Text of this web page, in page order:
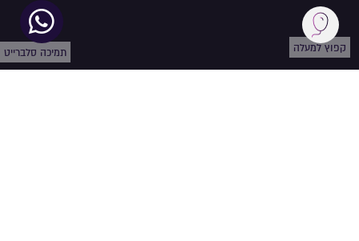
קפוץ למעלה תמיכה סלברייט